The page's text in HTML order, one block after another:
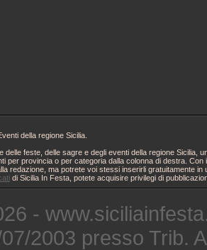
della regione Sicilia.
delle feste, delle sagre e degli eventi della regione
per provincia o per categoria dalla colonna di destra.
redazione, ma potrete voi stessi inserirli gratuitamente
di Sicilia In Festa, potete acquisire privilegi di
-
2003 presso Trib.